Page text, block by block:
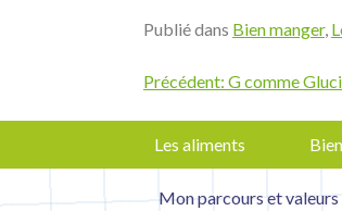
Publié dans Bien manger,
Navigation
l’article
Précédent: G comme
Les aliments
Mon parcours et valeurs